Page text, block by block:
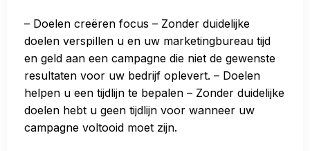
– Doelen creëren focus – Zonder duidelijke
doelen verspillen u en uw marketingbureau tijd
en geld aan een campagne die niet de gewenste
resultaten voor uw bedrijf oplevert. – Doelen
helpen u een tijdlijn te bepalen – Zonder duidelijke
doelen hebt u geen tijdlijn voor wanneer uw
campagne voltooid moet zijn.